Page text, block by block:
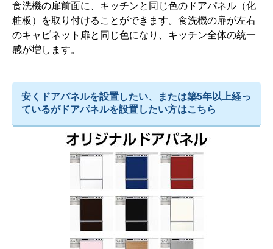
食洗機の扉前面に、キッチンと同じ色のドアパネル（化
粧板）を取り付けることができます。食洗機の扉が左右
のキャビネット扉と同じ色になり、キッチン全体の統一
感が増します。
安くドアパネルを設置したい、または築5年以上経っ
ているがドアパネルを設置したい方はこちら